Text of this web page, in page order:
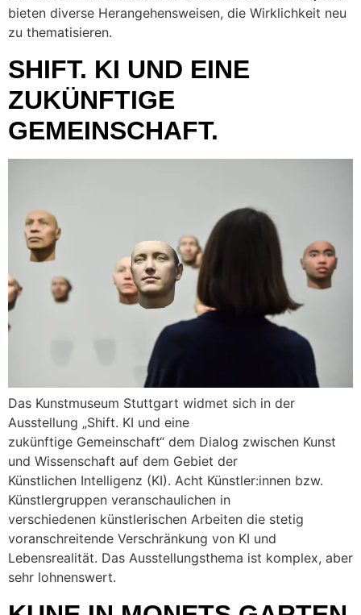
bieten diverse Herangehensweisen, die Wirklichkeit neu
zu thematisieren.
SHIFT. KI UND EINE
ZUKÜNFTIGE
GEMEINSCHAFT.
Das Kunstmuseum Stuttgart widmet sich in der
Ausstellung „Shift. KI und eine
zukünftige Gemeinschaft“ dem Dialog zwischen Kunst
und Wissenschaft auf dem Gebiet der
Künstlichen Intelligenz (KI). Acht Künstler:innen bzw.
Künstlergruppen veranschaulichen in
verschiedenen künstlerischen Arbeiten die stetig
voranschreitende Verschränkung von KI und
Lebensrealität. Das Ausstellungsthema ist komplex, aber
sehr lohnenswert.